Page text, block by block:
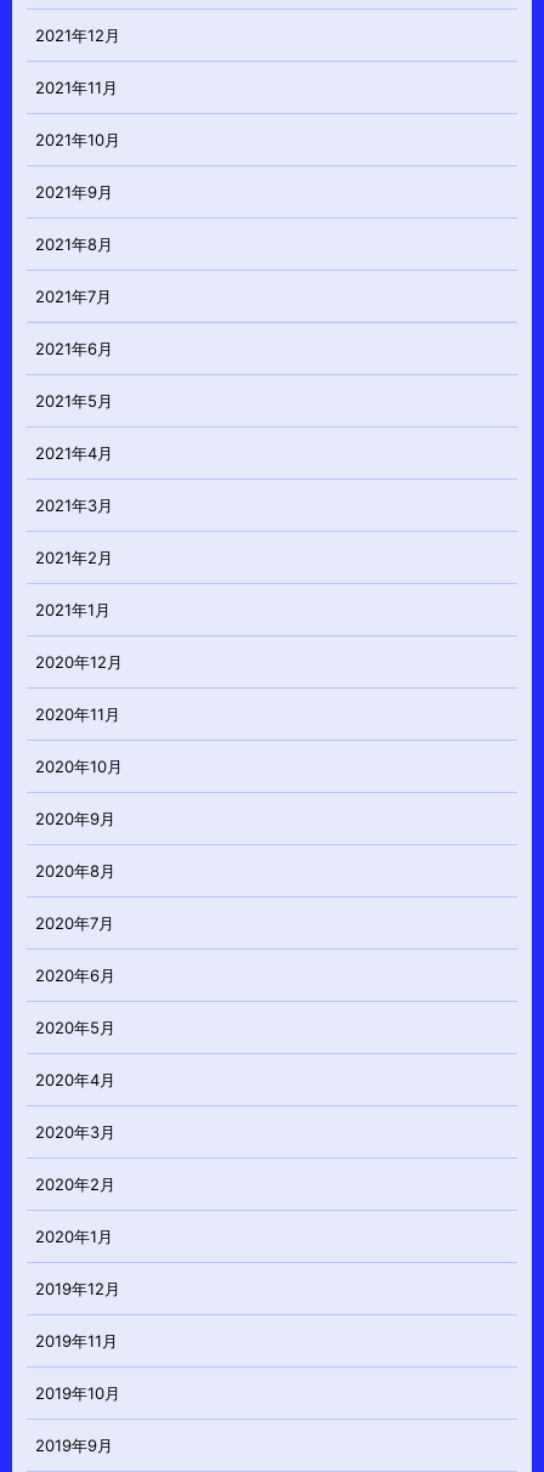
2021年12月
2021年11月
2021年10月
2021年9月
2021年8月
2021年7月
2021年6月
2021年5月
2021年4月
2021年3月
2021年2月
2021年1月
2020年12月
2020年11月
2020年10月
2020年9月
2020年8月
2020年7月
2020年6月
2020年5月
2020年4月
2020年3月
2020年2月
2020年1月
2019年12月
2019年11月
2019年10月
2019年9月